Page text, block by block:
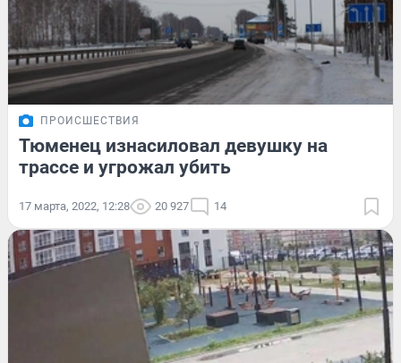
ПРОИСШЕСТВИЯ
Тюменец изнасиловал девушку на
трассе и угрожал убить
17 марта, 2022, 12:28 20 927 14